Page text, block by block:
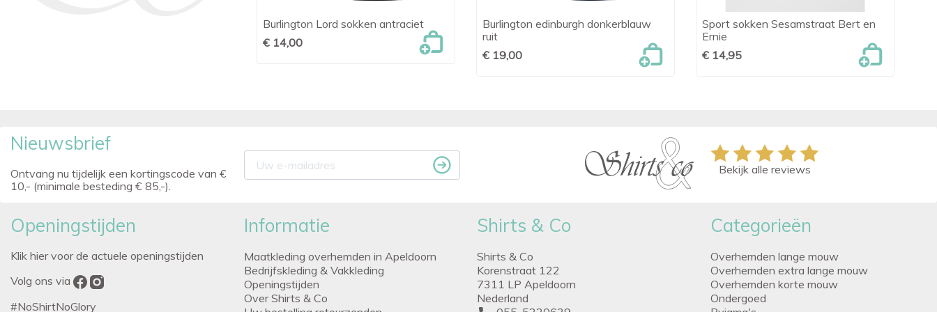
 Snel bekijken
Burlington Lord sokken antraciet
€ 14,00
 Snel bekijken
Burlington edinburgh donkerblauw
ruit
€ 19,00
 Snel bekijken
Sport sokken Sesamstraat Bert en
Ernie
€ 14,95
Nieuwsbrief
Ontvang nu tijdelijk een kortingscode van €
10,- (minimale besteding € 85,-).
Bekijk alle reviews
Openingstijden
Klik hier voor de actuele openingstijden
Volg ons via
#NoShirtNoGlory
Informatie
Maatkleding overhemden in Apeldoorn
Bedrijfskleding & Vakkleding
Openingstijden
Over Shirts & Co
Shirts & Co
Shirts & Co
Korenstraat 122
7311 LP Apeldoorn
Nederland
Categorieën
Overhemden lange mouw
Overhemden extra lange mouw
Overhemden korte mouw
Ondergoed